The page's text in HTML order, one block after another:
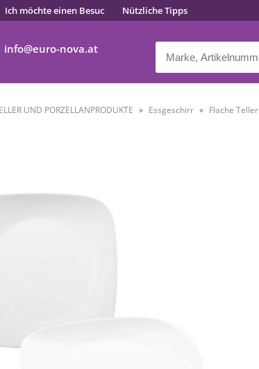
Ich möchte einen Besuc Nützliche Tipps
info euro-nova.at
UND PORZELLANPRODUKTE Essgeschirr Flache Teller